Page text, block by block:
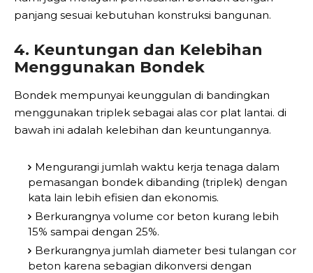
panjang sesuai kebutuhan konstruksi bangunan.
4. Keuntungan dan Kelebihan
Menggunakan Bondek
Bondek mempunyai keunggulan di bandingkan
menggunakan triplek sebagai alas cor plat lantai. di
bawah ini adalah kelebihan dan keuntungannya.
Mengurangi jumlah waktu kerja tenaga dalam
pemasangan bondek dibanding (triplek) dengan
kata lain lebih efisien dan ekonomis.
Berkurangnya volume cor beton kurang lebih
15% sampai dengan 25%.
Berkurangnya jumlah diameter besi tulangan cor
beton karena sebagian dikonversi dengan